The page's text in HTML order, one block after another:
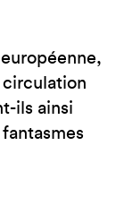
ils ainsi